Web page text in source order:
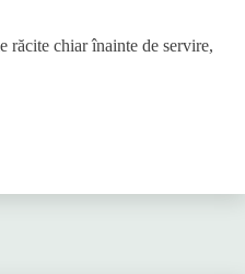
răcite chiar înainte de servire,